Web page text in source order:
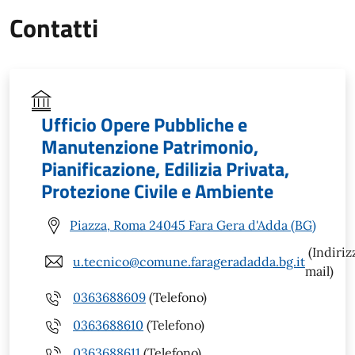
Contatti
Ufficio Opere Pubbliche e
Manutenzione Patrimonio,
Pianificazione, Edilizia Privata,
Protezione Civile e Ambiente
Piazza, Roma 24045 Fara Gera d'Adda (BG)
u.tecnico@comune.farageradadda.bg.it
mail)
0363688609 (Telefono)
0363688610 (Telefono)